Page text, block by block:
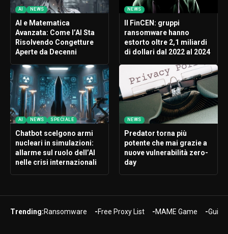
AI NEWS
AI e Matematica
Avanzata: Come l’AI Sta
Risolvendo Congetture
Aperte da Decenni
NEWS
Il FinCEN: gruppi
ransomware hanno
estorto oltre 2,1 miliardi
di dollari dal 2022 al 2024
AI NEWS SPECIALE
Chatbot scelgono armi
nucleari in simulazioni:
allarme sul ruolo dell’AI
nelle crisi internazionali
NEWS
Predator torna più
potente che mai grazie a
nuove vulnerabilità zero-
day
Trending:Ransomware Free Proxy List MAME Game Guide